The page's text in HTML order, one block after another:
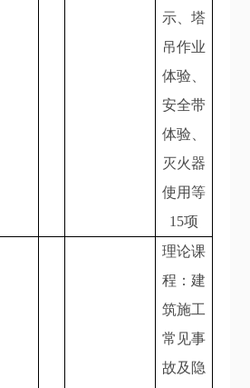
示、塔
吊作业
体验、
安全带
体验、
灭火器
使用等
15项
理论课
程：建
筑施工
常见事
故及隐